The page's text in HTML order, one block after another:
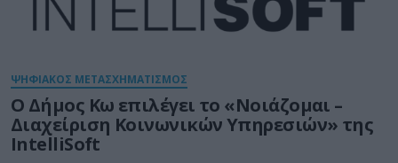
ΨΗΦΙΑΚΟΣ ΜΕΤΑΣΧΗΜΑΤΙΣΜΟΣ
Ο Δήμος Κω επιλέγει το «Νοιάζομαι –
Διαχείριση Κοινωνικών Υπηρεσιών» της
IntelliSoft